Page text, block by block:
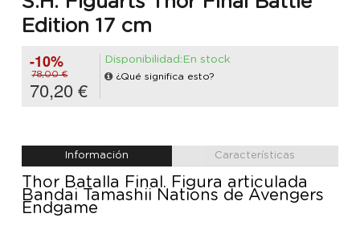
Edition 17 cm
-10%
78,00 €
70,20 €
Disponibilidad:En stock
¿Qué significa esto?
Información Características
Thor Batalla Final. Figura articulada
Bandai Tamashii Nations de Avengers
Endgame